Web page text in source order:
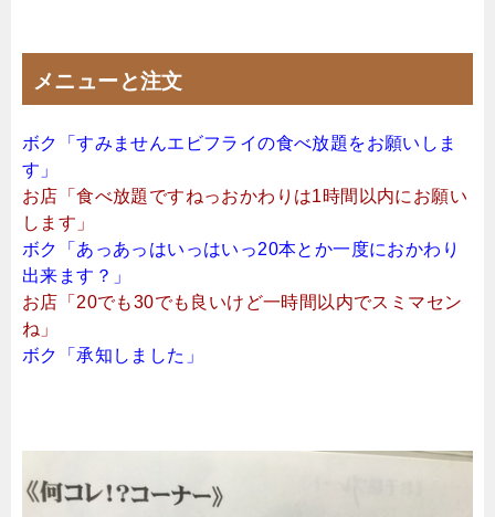
メニューと注文
ボク「すみませんエビフライの食べ放題をお願いしま
す」
お店「食べ放題ですねっおかわりは1時間以内にお願い
します」
ボク「あっあっはいっはいっ20本とか一度におかわり
出来ます？」
お店「20でも30でも良いけど一時間以内でスミマセン
ね」
ボク「承知しました」